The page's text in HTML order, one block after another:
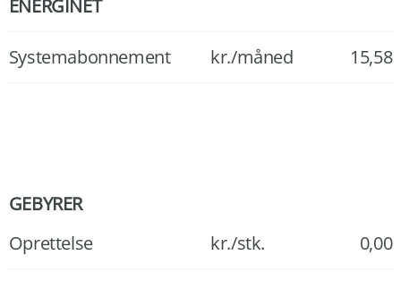
ENERGINET
Systemabonnement kr./måned 15,58
GEBYRER
Oprettelse
kr./stk. 0,00